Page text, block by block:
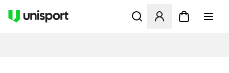
Opent een venster om in